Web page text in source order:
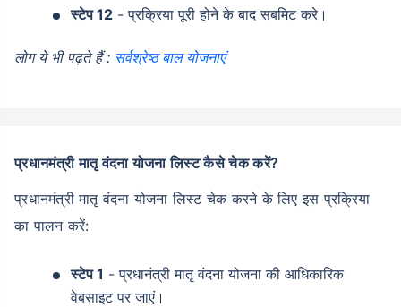
स्टेप 12 - प्रक्रिया पूरी होने के बाद सबमिट करे।
लोग ये भी पढ़ते हैं : सर्वश्रेष्ठ बाल योजनाएं
प्रधानमंत्री मातृ वंदना योजना लिस्ट कैसे चेक करें?
प्रधानमंत्री मातृ वंदना योजना लिस्ट चेक करने के लिए इस प्रक्रिया
का पालन करें:
स्टेप 1 - प्रधानंत्री मातृ वंदना योजना की आधिकारिक
वेबसाइट पर जाएं।